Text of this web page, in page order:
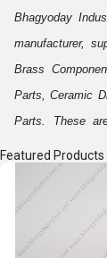
Bhagyoday
manufacturer,
Brass
Parts, Ceramic
Parts. These
harmony with
acclaimed of
construction
large number
domain.
Featured Products